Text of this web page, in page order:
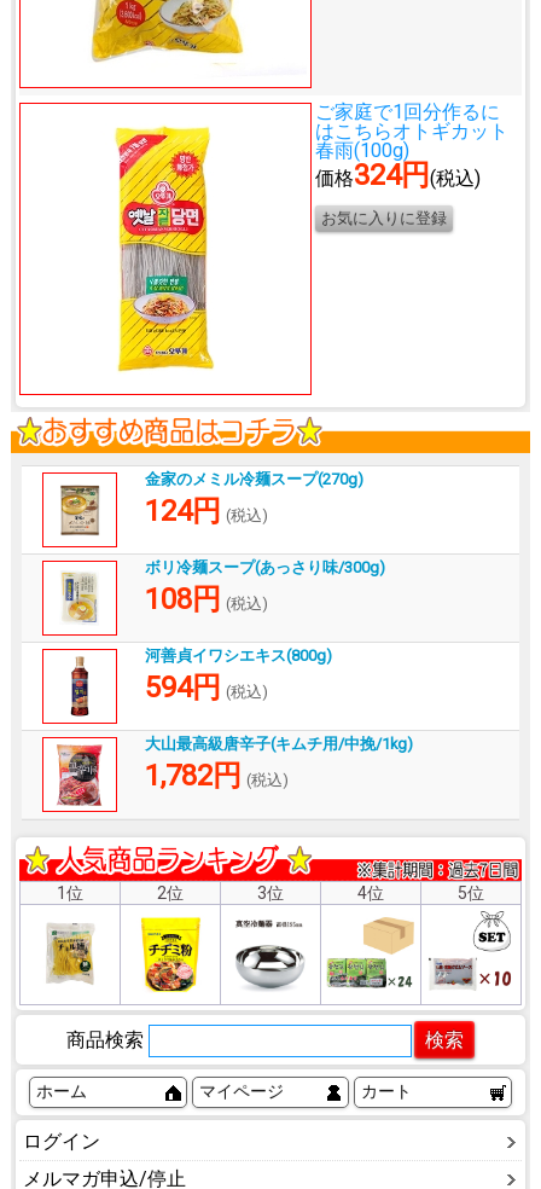
ご家庭で1回分作るに
はこちらオトギカット
春雨(100g)
価格324円 (税込)
金家のメミル冷麺スープ(270g)
124円 (税込)
ボリ冷麺スープ(あっさり味/300g)
108円 (税込)
河善貞イワシエキス(800g)
594円 (税込)
大山最高級唐辛子(キムチ用/中挽/1kg)
1,782円 (税込)
1位 2位 3位 4位 5位
商品検索
ホーム マイページ カート
ログイン
メルマガ申込/停止